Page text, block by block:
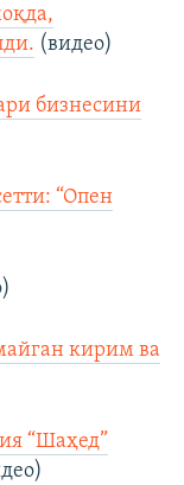
(видео)
бизнесини
“Опен
кирим ва
“Шаҳед”